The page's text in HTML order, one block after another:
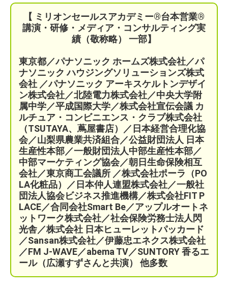
【 ミリオンセールスアカデミー®︎台本営業®︎
講演・研修・メディア・コンサルティング実
績（敬称略） 一部】
東京都／パナソニック ホームズ株式会社／パ
ナソニック ハウジングソリューションズ株式
会社 ／パナソニック アーキスケルトンデザイ
ン株式会社／北陸電力株式会社／中央大学附
属中学／平成国際大学／株式会社宣伝会議 カ
ルチュア・コンビニエンス・クラブ株式会社
（TSUTAYA、蔦屋書店）／ 日本経営合理化協
会／山梨県農業共済組合／公益財団法人 日本
生産性本部／一般財団法人中部生産性本部／
中部マーケティング協会／朝日生命保険相互
会社／東京商工会議所 ／株式会社ポーラ（PO
LA化粧品）
／日本仲人連盟株式会社／一般社
団法人協会ビジネス推進機構／株式会社FIT P
LACE／合同会社Smart Be／アップルオートネ
ットワーク株式会社／社会保険労務士法人閃
光舎／株式会社 日本ヒューレットパッカード
／Sansan株式会社／伊藤忠エネクス株式会社
／FM J-WAVE／abema TV／SUNTORY 香るエ
ール（広瀬すずさんと共演） 他多数